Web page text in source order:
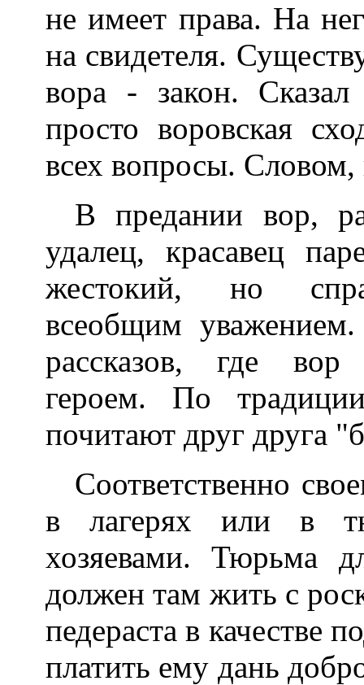
не имеет права. На
на свидетеля.
вора - закон.
просто воровская
всех вопросы. Словом,
В предании вор,
удалец, красавец
жестокий, но
всеобщим
рассказов, где вор
героем. По
почитают друг друга
Соответственно
в лагерях или в
хозяевами. Тюрьма
должен там жить с
педераста в качестве
платить ему дань